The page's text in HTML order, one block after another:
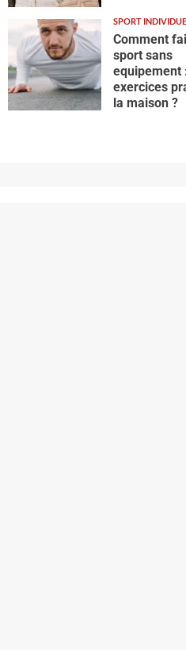
SPORT
Comment
sport sans
equipement
exercices
la maison ?